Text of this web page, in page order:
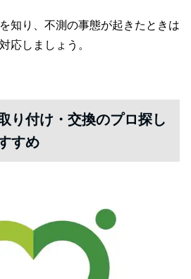
知り、不測の事態が起きたときは
応しましょう。
り付け・交換のプロ探し
すめ